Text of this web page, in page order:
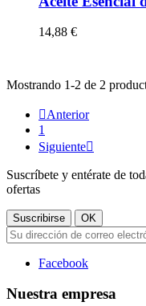
14,88 €
Mostrando 1-2 de 2
Anterior
1
Siguiente
Suscríbete y entérate de
ofertas
Facebook
Nuestra empresa